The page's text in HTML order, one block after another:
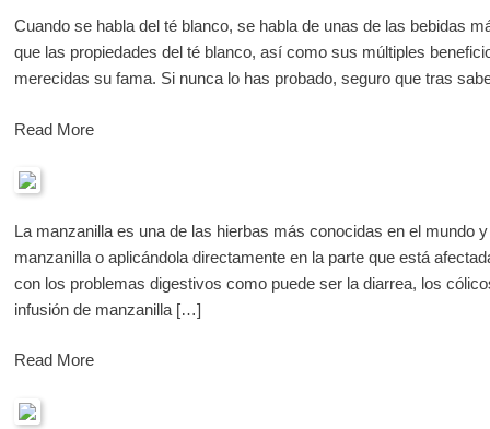
Cuando se habla del té blanco, se habla de unas de las bebidas
que las propiedades del té blanco, así como sus múltiples
merecidas su fama. Si nunca lo has probado, seguro que tras
Read More
La manzanilla es una de las hierbas más conocidas en el mundo
manzanilla o aplicándola directamente en la parte que está
con los problemas digestivos como puede ser la diarrea, los
infusión de manzanilla […]
Read More